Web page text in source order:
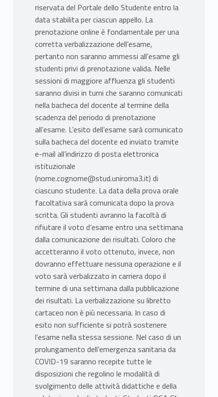
riservata del Portale dello Studente entro la
data stabilita per ciascun appello. La
prenotazione online è fondamentale per una
corretta verbalizzazione dell’esame,
pertanto non saranno ammessi all’esame gli
studenti privi di prenotazione valida. Nelle
sessioni di maggiore affluenza gli studenti
saranno divisi in turni che saranno comunicati
nella bacheca del docente al termine della
scadenza del periodo di prenotazione
all’esame. L’esito dell’esame sarà comunicato
sulla bacheca del docente ed inviato tramite
e-mail all’indirizzo di posta elettronica
istituzionale
(nome.cognome@stud.uniroma3.it) di
ciascuno studente. La data della prova orale
facoltativa sarà comunicata dopo la prova
scritta. Gli studenti avranno la facoltà di
rifiutare il voto d’esame entro una settimana
dalla comunicazione dei risultati. Coloro che
accetteranno il voto ottenuto, invece, non
dovranno effettuare nessuna operazione e il
voto sarà verbalizzato in carriera dopo il
termine di una settimana dalla pubblicazione
dei risultati. La verbalizzazione su libretto
cartaceo non è più necessaria. In caso di
esito non sufficiente si potrà sostenere
l’esame nella stessa sessione. Nel caso di un
prolungamento dell’emergenza sanitaria da
COVID-19 saranno recepite tutte le
disposizioni che regolino le modalità di
svolgimento delle attività didattiche e della